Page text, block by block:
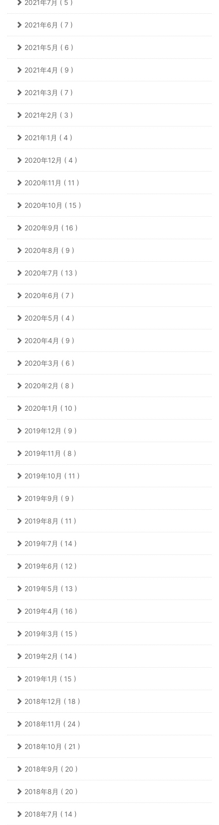
2021年7月 ( 5 )
2021年6月 ( 7 )
2021年5月 ( 6 )
2021年4月 ( 9 )
2021年3月 ( 7 )
2021年2月 ( 3 )
2021年1月 ( 4 )
2020年12月 ( 4 )
2020年11月 ( 11 )
2020年10月 ( 15 )
2020年9月 ( 16 )
2020年8月 ( 9 )
2020年7月 ( 13 )
2020年6月 ( 7 )
2020年5月 ( 4 )
2020年4月 ( 9 )
2020年3月 ( 6 )
2020年2月 ( 8 )
2020年1月 ( 10 )
2019年12月 ( 9 )
2019年11月 ( 8 )
2019年10月 ( 11 )
2019年9月 ( 9 )
2019年8月 ( 11 )
2019年7月 ( 14 )
2019年6月 ( 12 )
2019年5月 ( 13 )
2019年4月 ( 16 )
2019年3月 ( 15 )
2019年2月 ( 14 )
2019年1月 ( 15 )
2018年12月 ( 18 )
2018年11月 ( 24 )
2018年10月 ( 21 )
2018年9月 ( 20 )
2018年8月 ( 20 )
2018年7月 ( 14 )